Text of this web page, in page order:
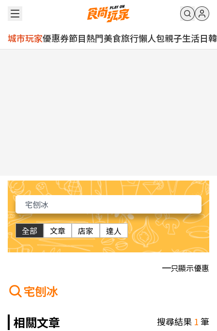
城市玩家優惠券節目熱門美食旅行懶人包親子生活日韓
全部 文章 店家 達人
只顯示優惠
宅刨冰
相關文章
搜尋結果 1筆